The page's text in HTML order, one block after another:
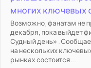
многих ключевых
Возможно, фанатам не
декабря, пока выйдет
Судный день» .
на нескольких
рынках состоится...